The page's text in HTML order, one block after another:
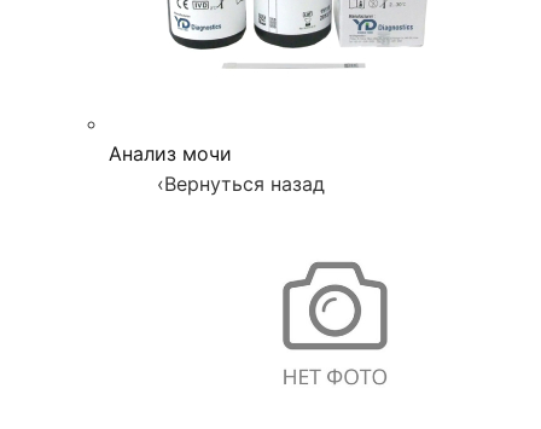
Анализ мочи
‹Вернуться назад